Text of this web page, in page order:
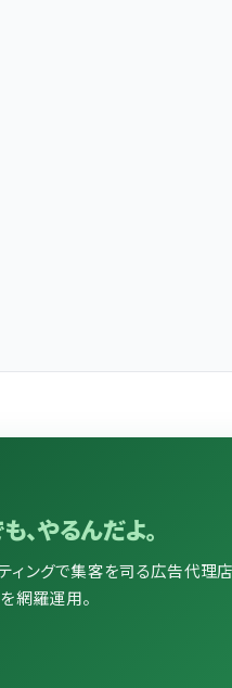
、やるんだよ。
ングで集客を司る広告代理店
網羅運用。